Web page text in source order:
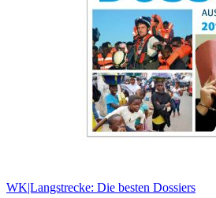
WK|Langstrecke: Die besten Dossiers